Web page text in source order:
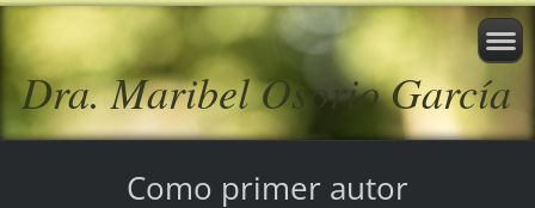
Dra. Maribel Osorio García
Como primer autor